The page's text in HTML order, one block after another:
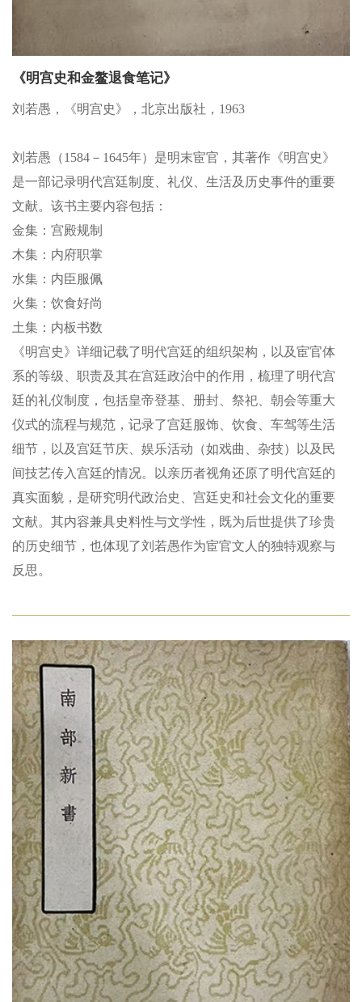
《明宫史和金鳌退食笔记》
刘若愚，《明宫史》，北京出版社，1963
刘若愚（1584－1645年）是明末宦官，其著作《明宫史》
是一部记录明代宫廷制度、礼仪、生活及历史事件的重要
文献。该书主要内容包括：
金集：宫殿规制
木集：内府职掌
水集：内臣服佩
火集：饮食好尚
土集：内板书数
《明宫史》详细记载了明代宫廷的组织架构，以及宦官体
系的等级、职责及其在宫廷政治中的作用，梳理了明代宫
廷的礼仪制度，包括皇帝登基、册封、祭祀、朝会等重大
仪式的流程与规范，记录了宫廷服饰、饮食、车驾等生活
细节，以及宫廷节庆、娱乐活动（如戏曲、杂技）以及民
间技艺传入宫廷的情况。以亲历者视角还原了明代宫廷的
真实面貌，是研究明代政治史、宫廷史和社会文化的重要
文献。其内容兼具史料性与文学性，既为后世提供了珍贵
的历史细节，也体现了刘若愚作为宦官文人的独特观察与
反思。